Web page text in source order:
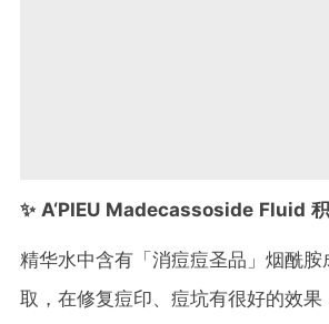
✨ A‘PIEU Madecassoside Fluid
精华水中含有「消痘痘圣品」烟酰胺
取，在修复痘印、痘坑有很好的效果